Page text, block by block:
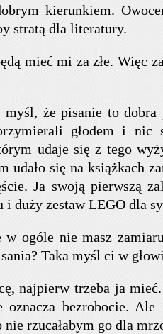
kierunkiem.
stratą dla literatury.
mieć mi za złe. Więc
że pisanie to dobra
głodem i
udaje się z tego
udało się na książkach
Ja swoją pierwszą
duży zestaw LEGO dla
w ogóle nie masz
Taka myśl ci w
najpierw trzeba ja
oznacza bezrobocie.
rzucałabym go dla